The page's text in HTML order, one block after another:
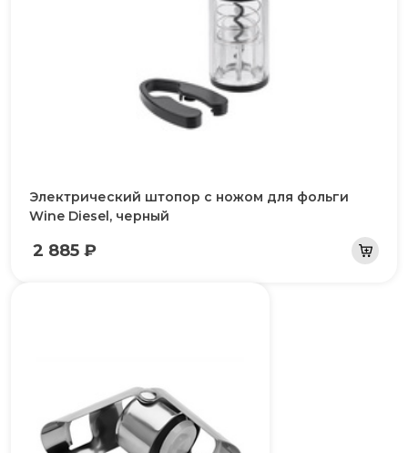
Электрический штопор с ножом для фольги
Wine Diesel, черный
2 885 ₽